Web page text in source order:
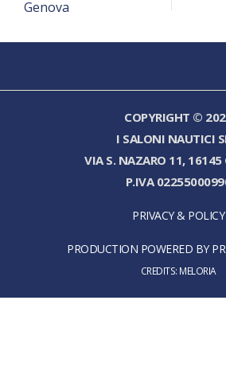
COPYRIGHT ©
I SALONI NAUTICI
VIA S. NAZARO 11, 16145
P.IVA
PRIVACY & POLICY
PRODUCTION POWERED BY
CREDITS: MELORIA